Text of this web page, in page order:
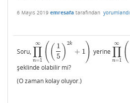
6 Mayıs 2019 emresafa tarafından yorumlandı
Soru, ∏
n=1
∞ (( 1
5 ) 2k
+ 1 )
1 ∞( 15 2 1) yerine ∏
n=1
∞ (
1
şeklinde olabilir mi?
(O zaman kolay oluyor.)